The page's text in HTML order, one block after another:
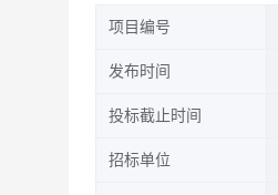
项目编号
发布时间
投标截止时间
招标单位